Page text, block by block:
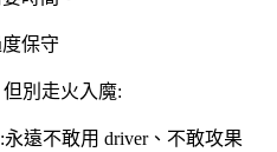
保守
但別走火入魔:
:永遠不敢用 driver、不敢攻果